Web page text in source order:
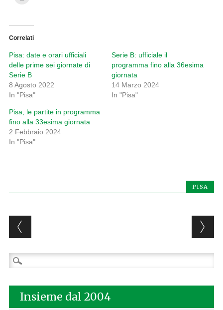
Correlati
Pisa: date e orari ufficiali
delle prime sei giornate di
Serie B
8 Agosto 2022
In "Pisa"
Serie B: ufficiale il
programma fino alla 36esima
giornata
14 Marzo 2024
In "Pisa"
Pisa, le partite in programma
fino alla 33esima giornata
2 Febbraio 2024
In "Pisa"
PISA
Post navigation
Ricerca
per:
Insieme dal 2004